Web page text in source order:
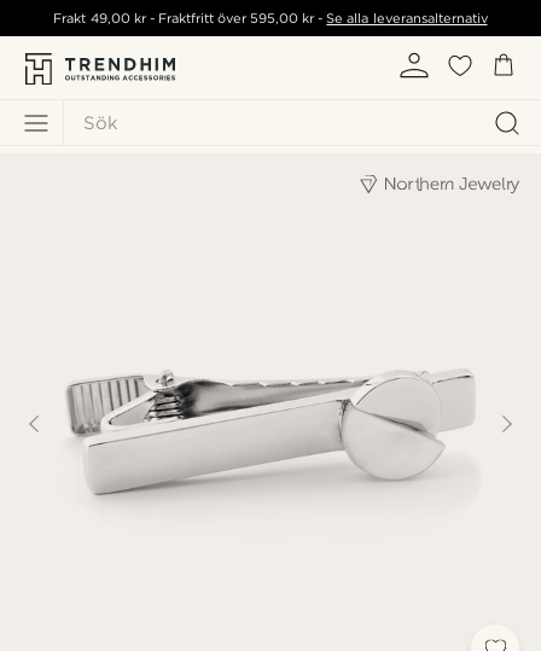
Sök
Frakt 49,00 kr- Fraktfritt över595,00 kr -Se alla leveransalternativ